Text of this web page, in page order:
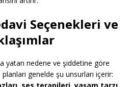
Seçenekleri ve
yatan nedene ve şiddetine göre
genelde şu unsurları içerir: